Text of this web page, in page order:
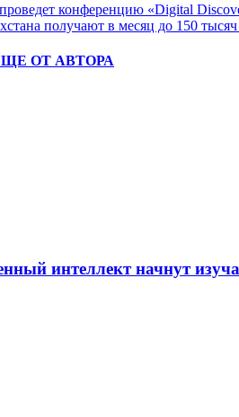
конференцию «Digital
получают в месяц до 150 тысяч
ОТ АВТОРА
интеллект начнут